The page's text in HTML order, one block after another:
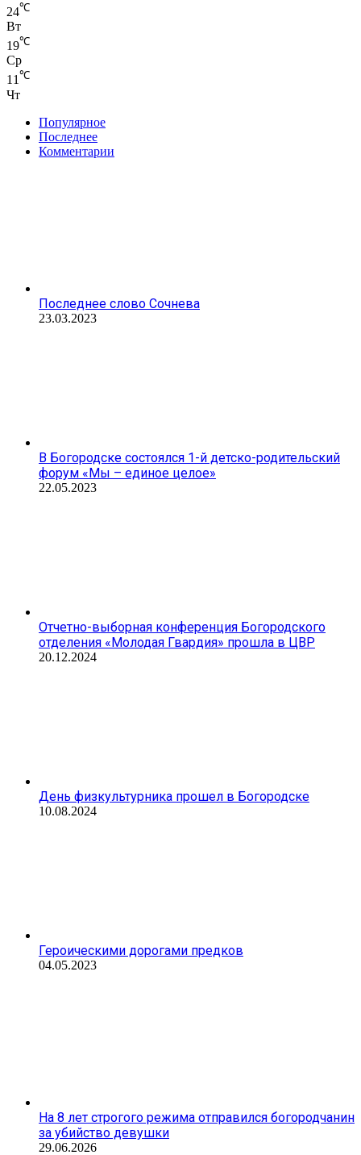
24℃
Вт
19℃
Ср
11℃
Чт
Популярное
Последнее
Комментарии
Последнее слово Сочнева
23.03.2023
В Богородске состоялся 1-й детско-родительский
форум «Мы – единое целое»
22.05.2023
Отчетно-выборная конференция Богородского
отделения «Молодая Гвардия» прошла в ЦВР
20.12.2024
День физкультурника прошел в Богородске
10.08.2024
Героическими дорогами предков
04.05.2023
На 8 лет строгого режима отправился богородчанин
за убийство девушки
29.06.2026